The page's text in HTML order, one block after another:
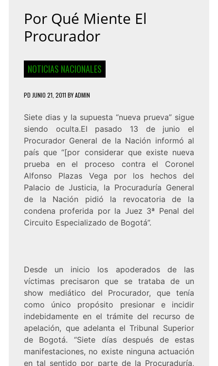
Por Qué Miente El
Procurador
NOTICIAS NACIONALES
PD JUNIO 21, 2011 BYADMIN
Siete dias y la supuesta “nueva prueva” sigue
siendo oculta.El pasado 13 de junio el
Procurador General de la Nación informó al
país que “[por considerar que existe nueva
prueba en el proceso contra el Coronel
Alfonso Plazas Vega por los hechos del
Palacio de Justicia, la Procuraduría General
de la Nación pidió la revocatoria de la
condena proferida por la Juez 3ª Penal del
Circuito Especializado de Bogotá”.
Desde un inicio los apoderados de las
víctimas precisaron que se trataba de un
show mediático del Procurador, que tenía
como único propósito presionar e incidir
indebidamente en el trámite del recurso de
apelación, que adelanta el Tribunal Superior
de Bogotá. “Siete días después de estas
manifestaciones, no existe ninguna actuación
en tal sentido por parte de la Procuraduría,